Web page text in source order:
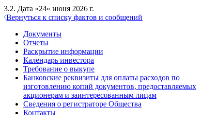
3.2. Дата «24» июня 2026 г.
Вернуться к списку фактов и сообщений
Документы
Отчеты
Раскрытие информации
Календарь инвестора
Требование о выкупе
Банковские реквизиты для оплаты расходов по
изготовлению копий документов, предоставляемых
акционерам и заинтересованным лицам
Сведения о регистраторе Общества
Контакты